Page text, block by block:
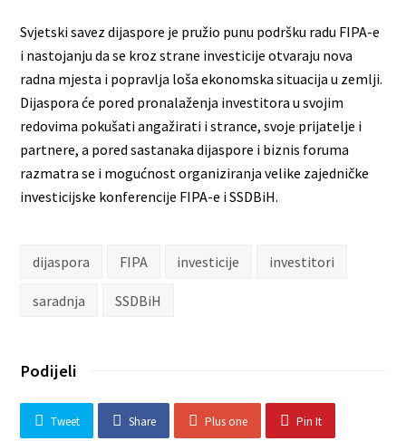
Svjetski savez dijaspore je pružio punu podršku radu FIPA-e
i nastojanju da se kroz strane investicije otvaraju nova
radna mjesta i popravlja loša ekonomska situacija u zemlji.
Dijaspora će pored pronalaženja investitora u svojim
redovima pokušati angažirati i strance, svoje prijatelje i
partnere, a pored sastanaka dijaspore i biznis foruma
razmatra se i mogućnost organiziranja velike zajedničke
investicijske konferencije FIPA-e i SSDBiH.
dijaspora FIPA investicije investitori
saradnja SSDBiH
Podijeli
Tweet Share Plus one Pin It